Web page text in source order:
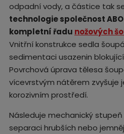
odpadní vody, a částice tak
technologie společnost
kompletní řadu nožových
Vnitřní konstrukce sedla
sedimentaci usazenin
Povrchová úprava tělesa
vícevrstvým nátěrem zvyšuje
korozivním prostředí.
Následuje mechanický
separaci hrubších nebo